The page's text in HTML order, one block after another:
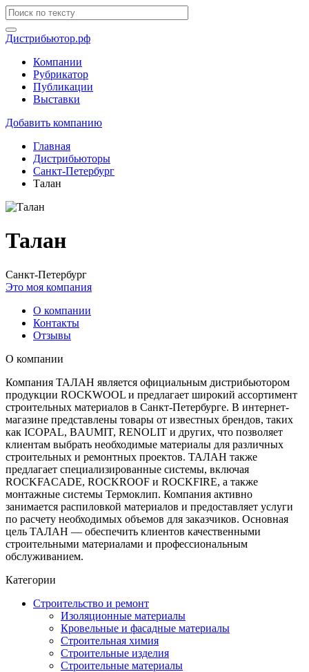
Дистрибьютор.рф
Компании
Рубрикатор
Публикации
Выставки
Добавить компанию
Главная
Дистрибьюторы
Санкт-Петербург
Талан
Талан
Санкт-Петербург
Это моя компания
О компании
Контакты
Отзывы
О компании
Компания ТАЛАН является официальным дистрибьютором
продукции ROCKWOOL и предлагает широкий ассортимент
строительных материалов в Санкт-Петербурге. В интернет-
магазине представлены товары от известных брендов, таких
как ICOPAL, BAUMIT, RENOLIT и других, что позволяет
клиентам выбрать необходимые материалы для различных
строительных и ремонтных проектов. ТАЛАН также
предлагает специализированные системы, включая
ROCKFACADE, ROCKROOF и ROCKFIRE, а также
монтажные системы Термоклип. Компания активно
занимается распиловкой материалов и предоставляет услуги
по расчету необходимых объемов для заказчиков. Основная
цель ТАЛАН — обеспечить клиентов качественными
строительными материалами и профессиональным
обслуживанием.
Категории
Строительство и ремонт
Изоляционные материалы
Кровельные и фасадные материалы
Строительная химия
Строительные изделия
Строительные материалы